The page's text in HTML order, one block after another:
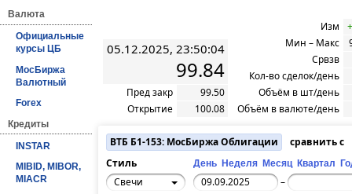
Валюта
Официальные
курсы ЦБ
МосБиржа
Валютный
Forex
Кредиты
INSTAR
MIBID, MIBOR,
MIACR
05.12.2025, 23:50:04
99.84
Пред закр
99.50
Открытие
100.08
Изм
Мин – Макс
Срвзв
Кол-во сделок/день
Объём в шт/день
Объём в валюте/день
ВТБ Б1-153: МосБиржа Облигации
сравнить с
Стиль
День Неделя Месяц Квартал
Свечи
–